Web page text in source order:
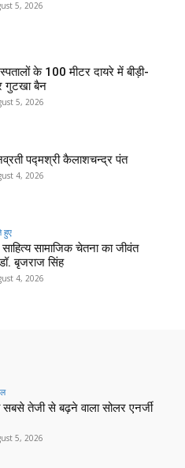
5, 2026
के 100 मीटर दायरे में बीड़ी-
गुटखा बैन
5, 2026
पद्मश्री कैलाशचन्‍द्र पंत
4, 2026
हुए
सामाजिक चेतना का जीवंत
बृजराज सिंह
4, 2026
सबसे तेजी से बढ़ने वाला सोलर एनर्जी
5, 2026